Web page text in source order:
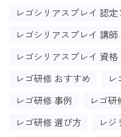
レゴシリアスプレイ 認
レゴシリアスプレイ 講師
レゴシリアスプレイ 資格
レゴ研修 おすすめ
レゴ研修 事例
レゴ研
レゴ研修 選び方
レジ